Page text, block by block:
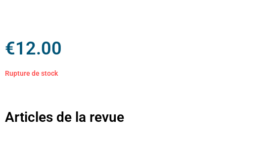
€12.00
Rupture de stock
Articles de la revue